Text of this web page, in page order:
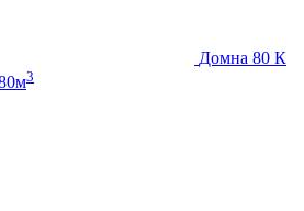
Домна 80 К
3